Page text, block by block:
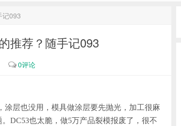
记093
推荐？随手记093
0评论
涂层也没用，模具做涂层要先抛光，加工很麻
DC53也太脆，做5万产品裂模报废了，很不